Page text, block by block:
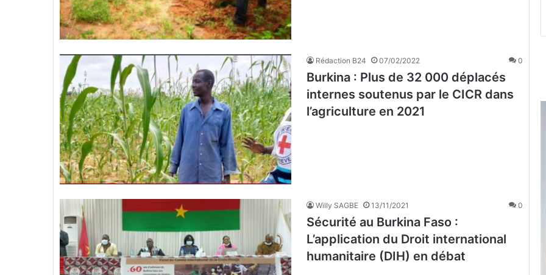
Rédaction B24 07/02/2022 0
Burkina : Plus de 32 000 déplacés
internes soutenus par le CICR dans
l’agriculture en 2021
Willy SAGBE 13/11/2021 0
Sécurité au Burkina Faso :
L’application du Droit international
humanitaire (DIH) en débat